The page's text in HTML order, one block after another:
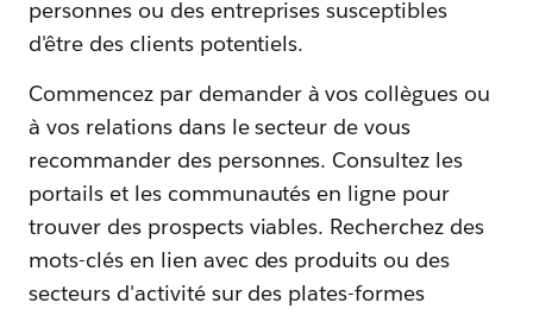
personnes ou des entreprises susceptibles
d'être des clients potentiels.
Commencez par demander à vos collègues ou
à vos relations dans le secteur de vous
recommander des personnes. Consultez les
portails et les communautés en ligne pour
trouver des prospects viables. Recherchez des
mots-clés en lien avec des produits ou des
secteurs d'activité sur des plates-formes